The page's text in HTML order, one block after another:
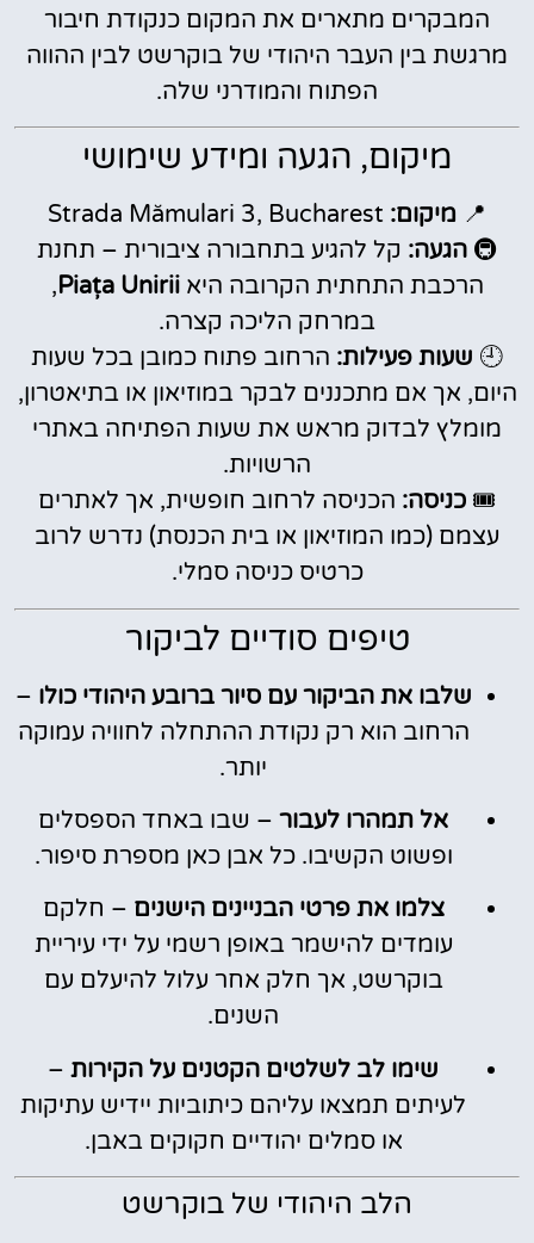
המבקרים מתארים את המקום כנקודת חיבור
מרגשת בין העבר היהודי של בוקרשט לבין ההווה
הפתוח והמודרני שלה.
מיקום, הגעה ומידע שימושי
📍 מיקום:
🚇הגעה: קל להגיע בתחבורה ציבורית – תחנת
הרכבת התחתית הקרובה היאPiața Unirii
,
במרחק הליכה קצרה.
🕘 שעות פעילות: הרחוב פתוח כמובן בכל שעות
היום, אך אם מתכננים לבקר במוזיאון או בתיאטרון,
מומלץ לבדוק מראש את שעות הפתיחה באתרי
הרשויות.
🎟️ כניסה: הכניסה לרחוב חופשית, אך לאתרים
עצמם (כמו המוזיאון או בית הכנסת) נדרש לרוב
כרטיס כניסה סמלי.
טיפים סודיים לביקור
שלבו את הביקור עם סיור ברובע היהודי כולו –
הרחוב הוא רק נקודת ההתחלה לחוויה עמוקה
יותר.
אל תמהרו לעבור – שבו באחד הספסלים
ופשוט הקשיבו. כל אבן כאן מספרת סיפור.
צלמו את פרטי הבניינים הישנים – חלקם
עומדים להישמר באופן רשמי על ידי עיריית
בוקרשט, אך חלק אחר עלול להיעלם עם
השנים.
שימו לב לשלטים הקטנים על הקירות –
לעיתים תמצאו עליהם כיתוביות יידיש עתיקות
או סמלים יהודיים חקוקים באבן.
הלב היהודי של בוקרשט